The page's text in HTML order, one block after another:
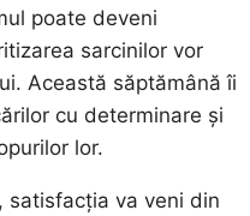
poate deveni
sarcinilor vor
Această săptămână îi
cu determinare și
lor.
satisfacția va veni din